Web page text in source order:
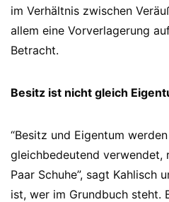
im Verhältnis zwischen
allem eine Vorverlagerung
Betracht.
Besitz ist nicht gleich
“Besitz und Eigentum
gleichbedeutend verwendet,
Paar Schuhe”, sagt Kahlisch
ist, wer im Grundbuch steht.